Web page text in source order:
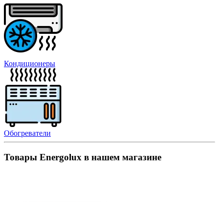
Кондиционеры
Обогреватели
Товары Energolux в нашем магазине